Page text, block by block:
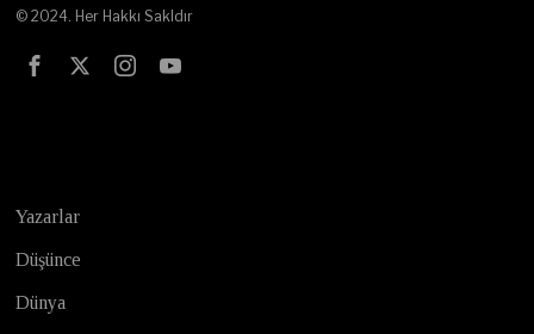
© 2024. Her Hakkı Sakldır
Yazarlar
Düşünce
Dünya